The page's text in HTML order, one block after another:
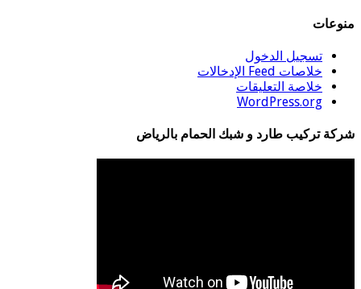
منوعات
تسجيل الدخول
خلاصات Feed الإدخالات
خلاصة التعليقات
WordPress.org
شركة تركيب طارد و شبك الحمام بالرياض